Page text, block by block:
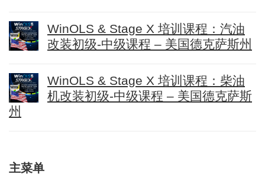
WinOLS & Stage X 培训课程：汽油
改装初级-中级课程 – 美国德克萨斯州
WinOLS & Stage X 培训课程：柴油
机改装初级-中级课程 – 美国德克萨斯
州
主菜单